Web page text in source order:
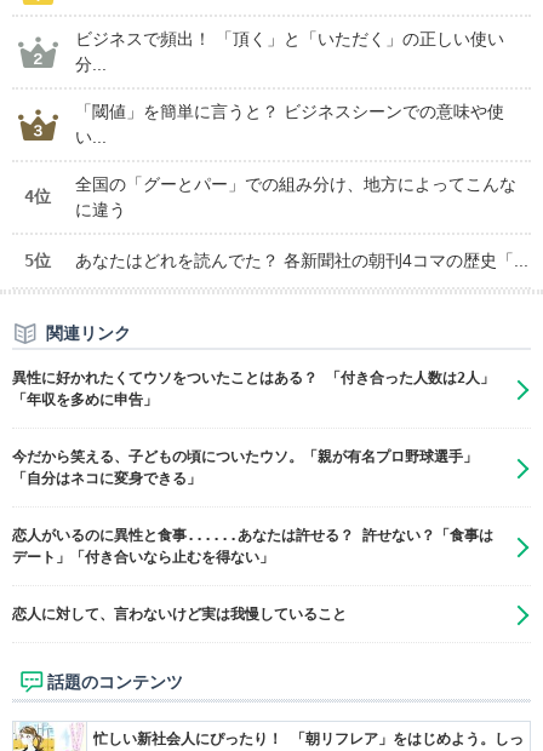
ビジネスで頻出！ 「頂く」と「いただく」の正しい使い
分...
「閾値」を簡単に言うと？ ビジネスシーンでの意味や使
い...
4位
全国の「グーとパー」での組み分け、地方によってこんな
に違う
5位 あなたはどれを読んでた？ 各新聞社の朝刊4コマの歴史「...
関連リンク
異性に好かれたくてウソをついたことはある？ 「付き合った人数は2人」
「年収を多めに申告」
今だから笑える、子どもの頃についたウソ。「親が有名プロ野球選手」
「自分はネコに変身できる」
恋人がいるのに異性と食事......あなたは許せる？ 許せない？「食事は
デート」「付き合いなら止むを得ない」
恋人に対して、言わないけど実は我慢していること
話題のコンテンツ
忙しい新社会人にぴったり！ 「朝リフレア」をはじめよう。しっ